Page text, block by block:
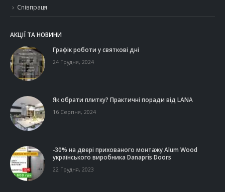
Співпраця
АКЦІЇ ТА НОВИНИ
Графік роботи у святкові дні
24 Грудня, 2024
Як обрати плитку? Практичні поради від LANA
16 Серпня, 2024
-30% на двері прихованого монтажу Alum Wood
українського виробника Danapris Doors
22 Грудня, 2023